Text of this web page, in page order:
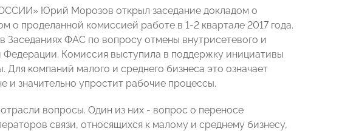
Юрий Морозов открыл заседание докладом о
о проделанной комиссией работе в 1-2 квартале 2017 года.
ФАС по вопросу отмены внутрисетевого и
Комиссия выступила в поддержку инициативы
компаний малого и среднего бизнеса это означает
и значительно упростит рабочие процессы.
вопросы. Один из них - вопрос о переносе
связи, относящихся к малому и среднему бизнесу,